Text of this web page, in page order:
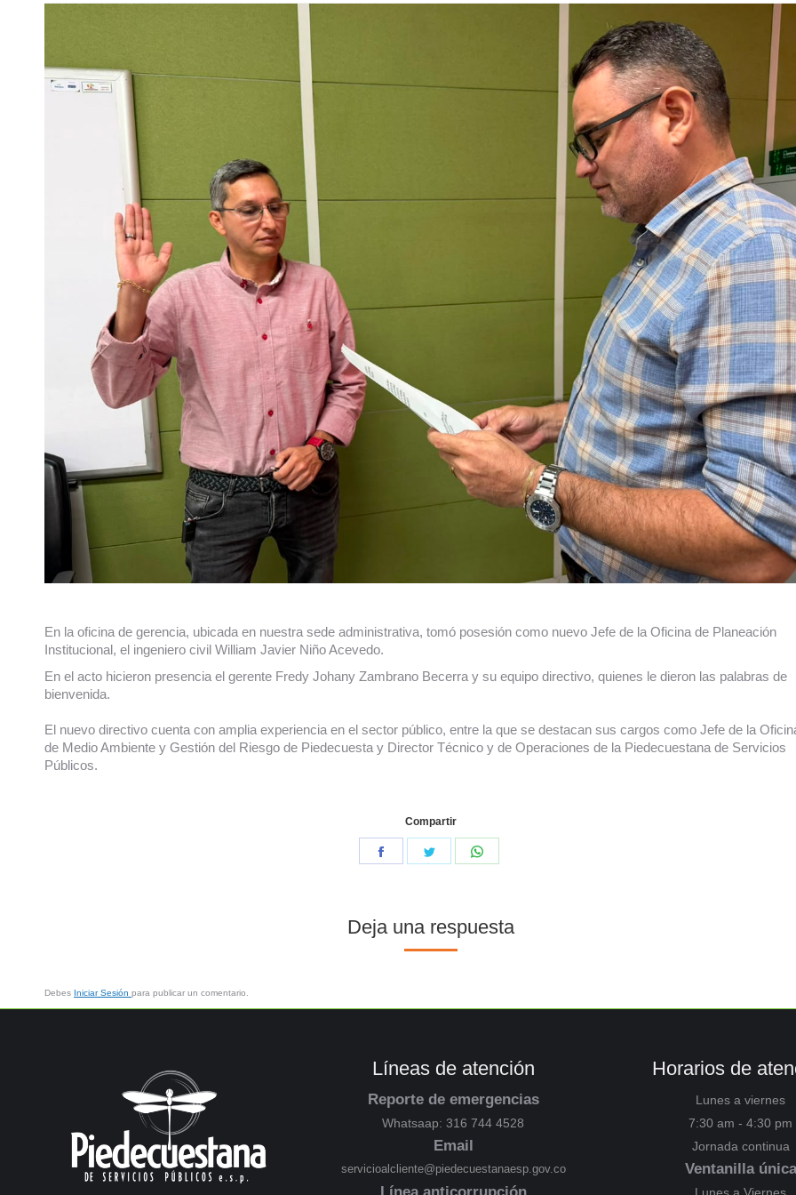
En la oficina de gerencia, ubicada en nuestra sede administrativa, tomó posesión como nuevo Jefe de la Oficina de Planeación
Institucional, el ingeniero civil William Javier Niño Acevedo.
En el acto hicieron presencia el gerente Fredy Johany Zambrano Becerra y su equipo directivo, quienes le dieron las palabras de
bienvenida.
El nuevo directivo cuenta con amplia experiencia en el sector público, entre la que se destacan sus cargos como Jefe de la
de Medio Ambiente y Gestión del Riesgo de Piedecuesta y Director Técnico y de Operaciones de la Piedecuestana de Servicios
Públicos.
Compartir
Deja una respuesta
Debes Iniciar Sesión para publicar un comentario.
Líneas de atención
Reporte de emergencias
Whatsaap: 316 744 4528
Email
servicioalcliente@piedecuestanaesp.gov.co
Horarios de
Lunes a viernes
7:30 am - 4:30 pm
Jornada continua
Ventanilla única
Lunes a Viernes